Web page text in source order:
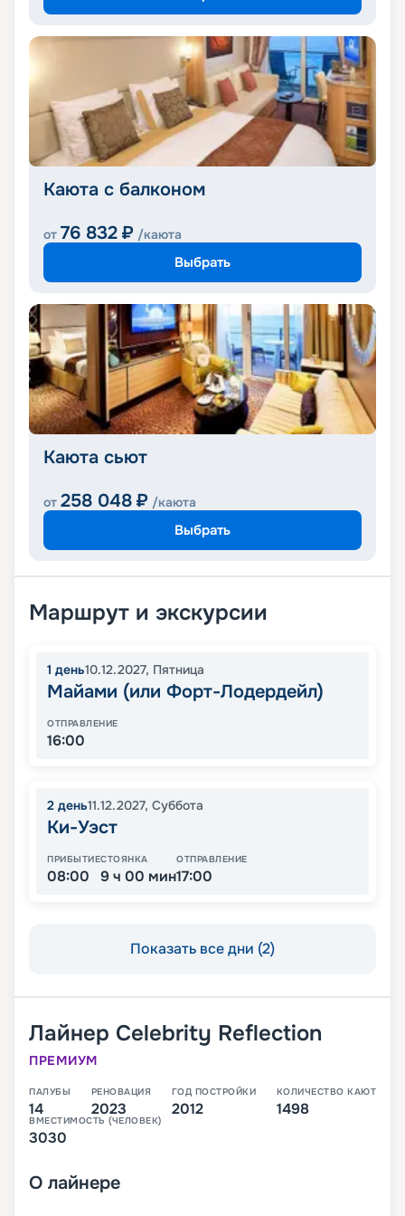
Каюта с балконом
от 76 832 ₽ /каюта
Выбрать
Каюта сьют
от 258 048 ₽ /каюта
Выбрать
Маршрут и экскурсии
1 день10.12.2027, Пятница
Майами (или Форт-Лодердейл)
ОТПРАВЛЕНИЕ
16:00
2 день11.12.2027, Суббота
Ки-Уэст
ПРИБЫТИЕ
08:00
СТОЯНКА
9 ч 00 мин
ОТПРАВЛЕНИЕ
17:00
Показать все дни (2)
Лайнер Celebrity Reflection
ПРЕМИУМ
ПАЛУБЫ
14
РЕНОВАЦИЯ
2023
ГОД ПОСТРОЙКИ
2012
КОЛИЧЕСТВО КАЮТ
1498
ВМЕСТИМОСТЬ (ЧЕЛОВЕК)
3030
О лайнере